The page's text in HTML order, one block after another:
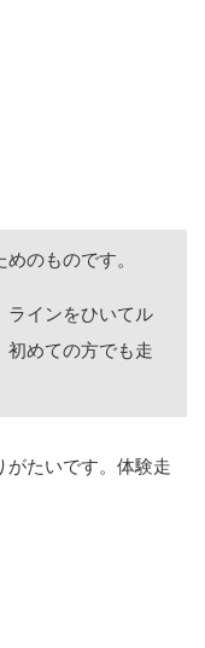
のものです。
ラインをひいてル
初めての方でも走
がたいです。体験走